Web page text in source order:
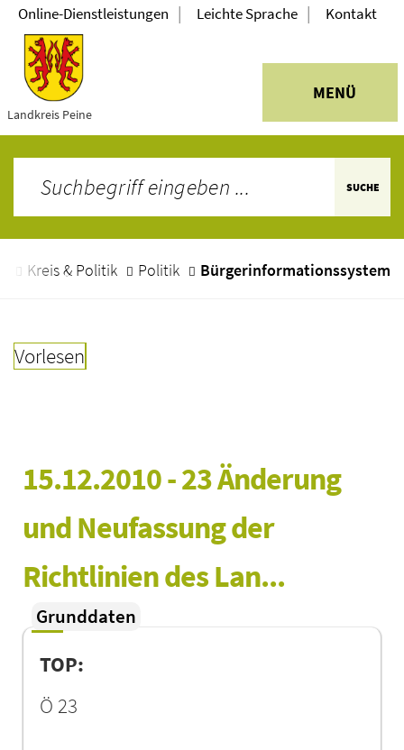
Landkreis Peine
MENÜ
Online-Dienstleistungen | Leichte Sprache | Kontakt
SUCHE
Kreis & Politik Politik Bürgerinformationssystem
Vorlesen
15.12.2010 - 23 Änderung
und Neufassung der
Richtlinien des Lan...
Grunddaten
TOP:
Ö 23